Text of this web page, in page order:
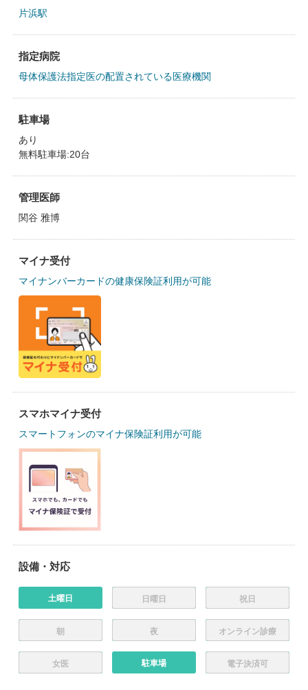
片浜駅
指定病院
母体保護法指定医の配置されている医療機関
駐車場
あり
無料駐車場:20台
管理医師
関谷 雅博
マイナ受付
マイナンバーカードの健康保険証利用が可能
スマホマイナ受付
スマートフォンのマイナ保険証利用が可能
設備・対応
土曜日 日曜日 祝日
朝 夜 オンライン診療
女医 駐車場 電子決済可